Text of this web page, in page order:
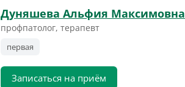
Дуняшева Альфия Максимовна
профпатолог, терапевт
первая
Записаться на приём